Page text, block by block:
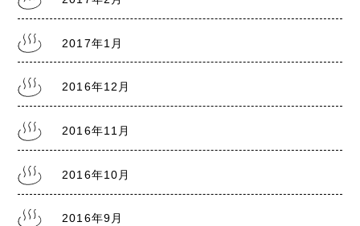
2017年1月
2016年12月
2016年11月
2016年10月
2016年9月